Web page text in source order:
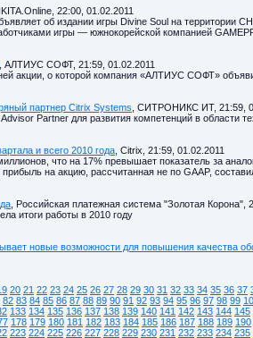
22:00, 01.02.2011
об издании игры Divine Soul на территории
игры — южнокорейской компанией
, АЛТИУС СОФТ, 21:59, 01.02.2011
акции, о которой компания «АЛТИУС СОФТ»
партнер Citrix Systems , СИТРОНИКС ИТ, 21:59,
Partner для развития компетенций в области
и всего 2010 года , Citrix, 21:59, 01.02.2011
что на 17% превышает показатель за
на акцию, рассчитанная не по GAAP,
, Российская платежная система "Золотая Корона",
итоги работы в 2010 году
новые возможности для повышения качества
20 21 22 23 24 25 26 27 28 29 30 31 32 33 34 35 36 37
82 83 84 85 86 87 88 89 90 91 92 93 94 95 96 97 98 99
133 134 135 136 137 138 139 140 141 142 143 144 145
178 179 180 181 182 183 184 185 186 187 188 189 190
223 224 225 226 227 228 229 230 231 232 233 234 235